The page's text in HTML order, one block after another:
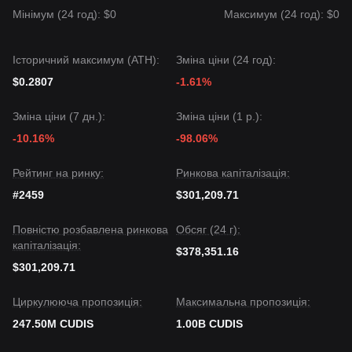
спадну консолідацію
у структурі ціни протягом останніх
показує ознаки стабілізації біля позначки 0,0010 $.
Перспективи ринку
до цілі на рівні
Песимістично: 0,0010 $ може
призвести до цілі на рівні
0,0008 $.
Комплексний аналіз припускає, що хоча CUDIS може й
корекції найближчим часом, допоки він тримається вище
зміститися в біквідновлення та стабілізації
дозрівання екосистеми.
Мінімум (24 год): $0 Максимум (24 год): $0
Історичний максимум (ATH):
$0.2807
Зміна ціни (24 год):
-1.61%
Зміна ціни (7 дн.):
-10.16%
Зміна ціни (1 р.):
-98.06%
Рейтинг на ринку:
#2459
Ринкова капіталізація:
$301,209.71
Повністю розбавлена ринкова
капіталізація:
$301,209.71
Обсяг (24 г):
$378,351.16
Циркулююча пропозиція:
247.50M CUDIS
Максимальна пропозиція:
1.00B CUDIS